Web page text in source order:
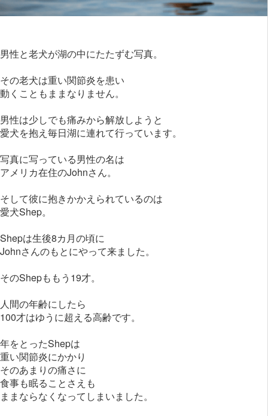
男性と老犬が湖の中にたたずむ写真。
その老犬は重い関節炎を患い
動くこともままなりません。
男性は少しでも痛みから解放しようと
愛犬を抱え毎日湖に連れて行っています。
写真に写っている男性の名は
アメリカ在住のJohnさん。
そして彼に抱きかかえられているのは
愛犬Shep。
Shepは生後8カ月の頃に
Johnさんのもとにやって来ました。
そのShepももう19才。
人間の年齢にしたら
100才はゆうに超える高齢です。
年をとったShepは
重い関節炎にかかり
そのあまりの痛さに
食事も眠ることさえも
ままならなくなってしまいました。